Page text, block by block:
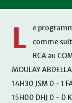
L
e
comme
RCA au
MOULAY
14H30 JSM 0 - 1
15H00 DHJ 0 - 0